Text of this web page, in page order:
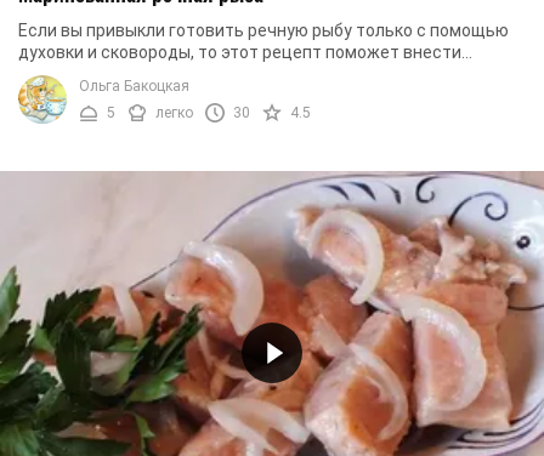
Если вы привыкли готовить речную рыбу только с помощью
духовки и сковороды, то этот рецепт поможет внести
разнообразие в ваш рацион. Предлагаем вам ...
Ольга Бакоцкая
5
легко 30 4.5